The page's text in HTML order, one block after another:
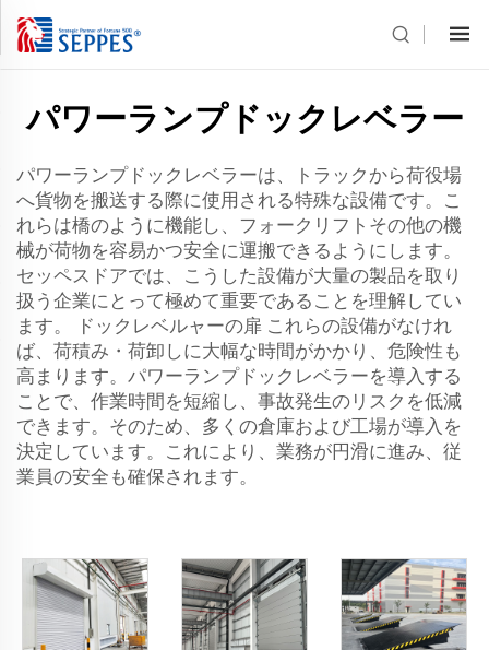
パワーランプドックレベラー
パワーランプドックレベラーは、トラックから荷役場
へ貨物を搬送する際に使用される特殊な設備です。こ
れらは橋のように機能し、フォークリフトその他の機
械が荷物を容易かつ安全に運搬できるようにします。
セッペスドアでは、こうした設備が大量の製品を取り
扱う企業にとって極めて重要であることを理解してい
ます。
ドックレベルャーの扉 これらの設備がなけれ
ば、荷積み・荷卸しに大幅な時間がかかり、危険性も
高まります。パワーランプドックレベラーを導入する
ことで、作業時間を短縮し、事故発生のリスクを低減
できます。そのため、多くの倉庫および工場が導入を
決定しています。これにより、業務が円滑に進み、従
業員の安全も確保されます。